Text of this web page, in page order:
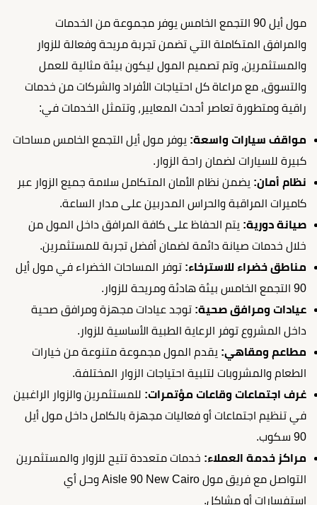
مول أيل 90 التجمع الخامس يوفر مجموعة من الخدمات
والمرافق المتكاملة التي تضمن تجربة مريحة وفعالة للزوار
والمستثمرين، وتم تصميم المول ليكون بيئة مثالية للعمل
والتسوق، مع مراعاة كل احتياجات الأفراد والشركات من خدمات
راقية ومتطورة تعاصر أحدث المعايير، وتتمثل الخدمات في:
مواقف سيارات واسعة: يوفر مول أيل التجمع الخامس مساحات
كبيرة للسيارات لضمان راحة الزوار.
نظام أمان: يضمن نظام الأمان المتكامل سلامة جميع الزوار عبر
كاميرات المراقبة والحراس المدربين على مدار الساعة.
صيانة دورية: يتم الحفاظ على كافة المرافق داخل المول من
خلال خدمات صيانة دائمة لضمان أفضل تجربة للمستثمرين.
مناطق خضراء للاسترخاء: توفر المساحات الخضراء في مول أيل
90 التجمع الخامس بيئة هادئة ومريحة للزوار.
عيادات ومرافق صحية: توجد عيادات مجهزة ومرافق صحية
داخل المشروع توفر الرعاية الطبية الأساسية للزوار.
مطاعم ومقاهي: يقدم المول مجموعة متنوعة من خيارات
الطعام والمشروبات لتلبية احتياجات الزوار المختلفة.
غرف اجتماعات وقاعات مؤتمرات: للمستثمرين والزوار الراغبين
في تنظيم اجتماعات أو فعاليات مجهزة بالكامل داخل مول أيل
90 سكوب.
مراكز خدمة العملاء: خدمات متعددة تتيح للزوار والمستثمرين
التواصل مع فريق مول Aisle 90 New Cairo وحل أي
استفسارات أو مشاكل.